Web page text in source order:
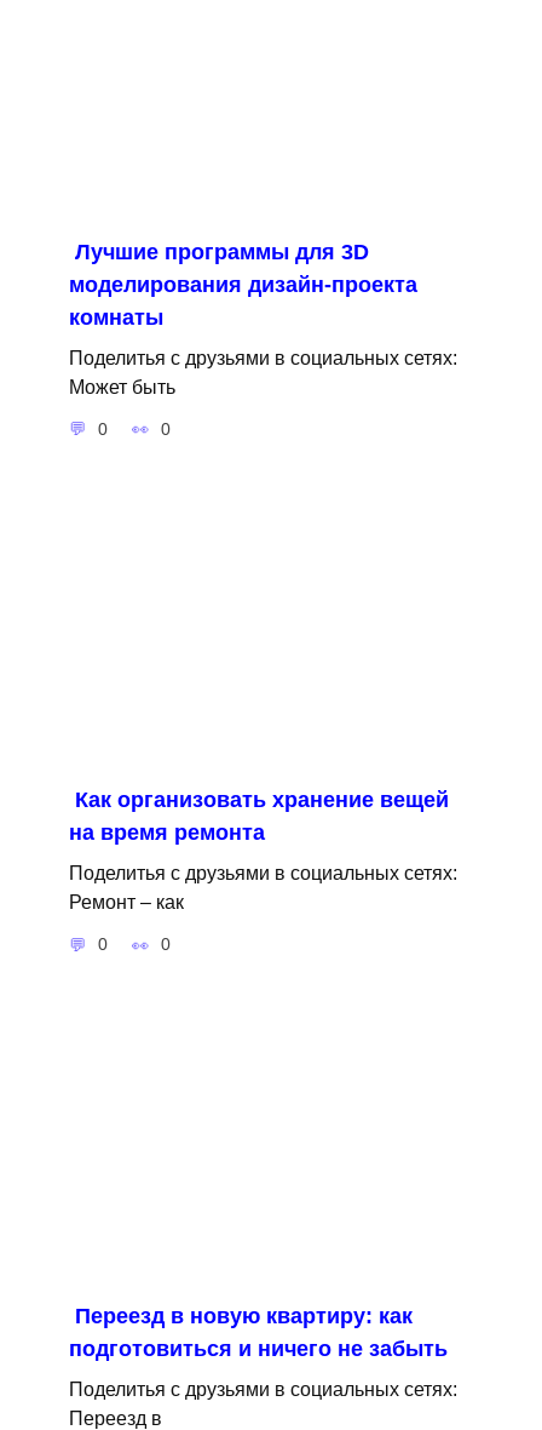
Лучшие программы для 3D
моделирования дизайн-проекта
комнаты
Поделитья с друзьями в социальных сетях:
Может быть
0 0
Как организовать хранение вещей
на время ремонта
Поделитья с друзьями в социальных сетях:
Ремонт – как
0 0
Переезд в новую квартиру: как
подготовиться и ничего не забыть
Поделитья с друзьями в социальных сетях:
Переезд в